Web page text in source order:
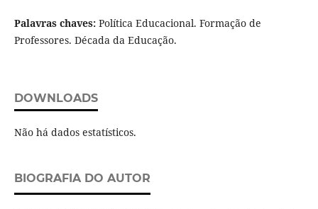
Palavras chaves:Política Educacional. Formação de
Professores. Década da Educação.
DOWNLOADS
Não há dados estatísticos.
BIOGRAFIA DO AUTOR